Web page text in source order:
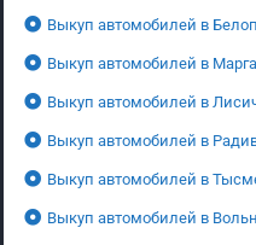
Выкуп автомобилей в
Выкуп автомобилей в
Выкуп автомобилей в
Выкуп автомобилей в
Выкуп автомобилей в
Выкуп автомобилей в